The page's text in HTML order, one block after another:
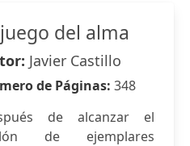
del alma
Javier Castillo
de Páginas: 348
de alcanzar el
de ejemplares